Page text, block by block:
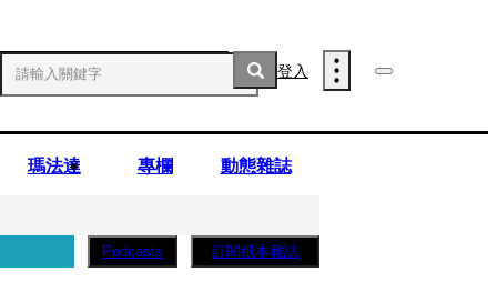
登入
瑪法達 專欄 動態雜誌
Podcasts 訂閱紙本雜誌